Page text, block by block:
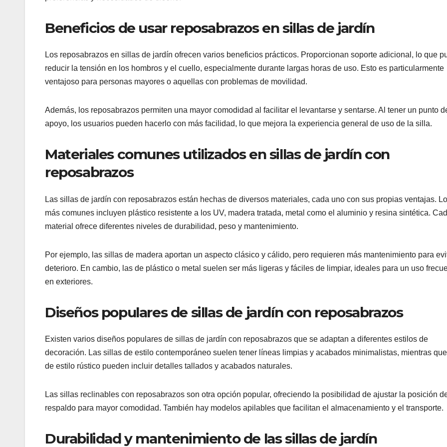
Beneficios de usar reposabrazos en sillas de jardín
Los reposabrazos en sillas de jardín ofrecen varios beneficios prácticos. Proporcionan soporte adicional, lo que
reducir la tensión en los hombros y el cuello, especialmente durante largas horas de uso. Esto es particularmente
ventajoso para personas mayores o aquellas con problemas de movilidad.
Además, los reposabrazos permiten una mayor comodidad al facilitar el levantarse y sentarse. Al tener un punto
apoyo, los usuarios pueden hacerlo con más facilidad, lo que mejora la experiencia general de uso de la silla.
Materiales comunes utilizados en sillas de jardín con
reposabrazos
Las sillas de jardín con reposabrazos están hechas de diversos materiales, cada uno con sus propias ventajas.
más comunes incluyen plástico resistente a los UV, madera tratada, metal como el aluminio y resina sintética.
material ofrece diferentes niveles de durabilidad, peso y mantenimiento.
Por ejemplo, las sillas de madera aportan un aspecto clásico y cálido, pero requieren más mantenimiento para
deterioro. En cambio, las de plástico o metal suelen ser más ligeras y fáciles de limpiar, ideales para un uso
en exteriores.
Diseños populares de sillas de jardín con reposabrazos
Existen varios diseños populares de sillas de jardín con reposabrazos que se adaptan a diferentes estilos de
decoración. Las sillas de estilo contemporáneo suelen tener líneas limpias y acabados minimalistas, mientras
de estilo rústico pueden incluir detalles tallados y acabados naturales.
Las sillas reclinables con reposabrazos son otra opción popular, ofreciendo la posibilidad de ajustar la posición
respaldo para mayor comodidad. También hay modelos apilables que facilitan el almacenamiento y el transporte.
Durabilidad y mantenimiento de las sillas de jardín